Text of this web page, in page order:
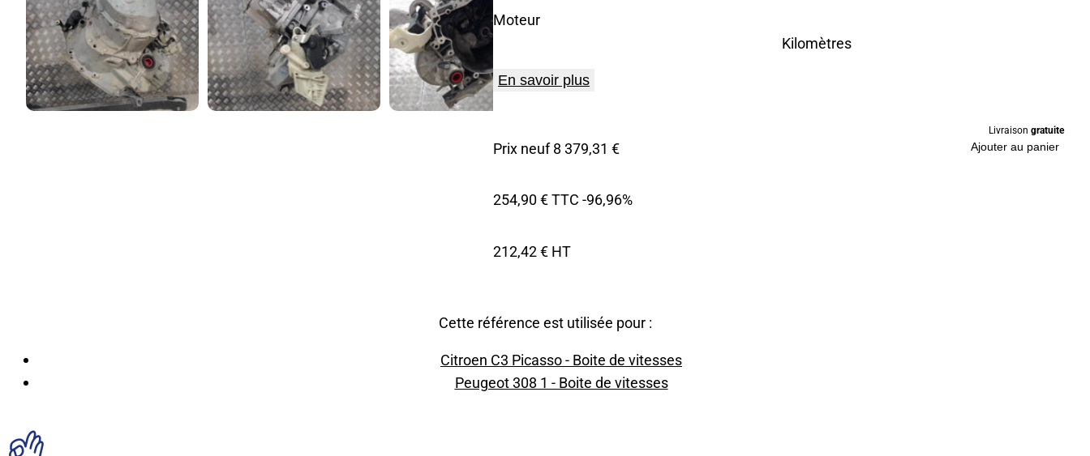
Moteur
Kilomètres
En savoir plus
Prix neuf 8 379,31 €
254,90 € TTC -96,96%
212,42 € HT
Livraison gratuite
Ajouter au panier
Cette référence est utilisée pour :
Citroen C3 Picasso - Boite de vitesses
Peugeot 308 1 - Boite de vitesses